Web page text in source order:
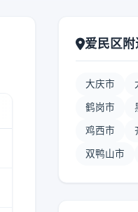
爱民区
大庆市
鹤岗市
鸡西市
双鸭山市